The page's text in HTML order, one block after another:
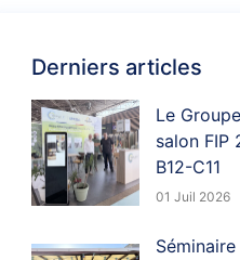
Derniers articles
Le
salon
B12-C11
01 Juil 2026